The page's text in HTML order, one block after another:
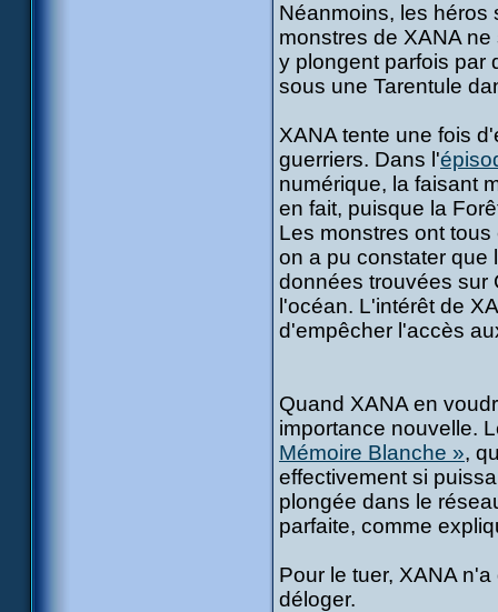
Néanmoins, les héros
monstres de XANA
y plongent parfois par
sous une Tarentule
XANA tente une fois
guerriers. Dans l'
numérique, la faisant
en fait, puisque la
Les monstres ont
on a pu constater que
données trouvées sur
l'océan. L'intérêt de
d'empêcher l'accès
Quand XANA en
importance nouvelle.
Mémoire Blanche »,
effectivement si
plongée dans le
parfaite, comme
Pour le tuer, XANA
déloger.